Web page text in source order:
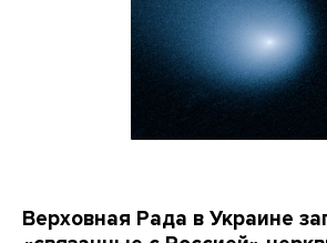
Верховная Рада в Украине